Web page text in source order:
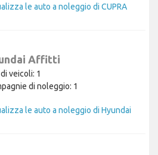
le auto a noleggio di CUPRA
Affitti
veicoli: 1
di noleggio: 1
le auto a noleggio di Hyundai